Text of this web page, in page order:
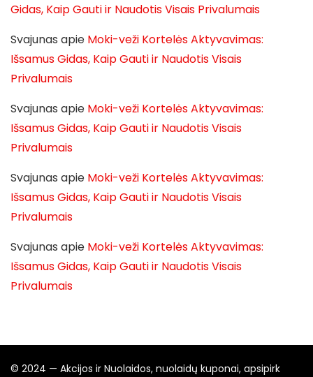
Gidas, Kaip Gauti ir Naudotis Visais Privalumais
Svajunas apie Moki-veži Kortelės Aktyvavimas:
Išsamus Gidas, Kaip Gauti ir Naudotis Visais
Privalumais
Svajunas apie Moki-veži Kortelės Aktyvavimas:
Išsamus Gidas, Kaip Gauti ir Naudotis Visais
Privalumais
Svajunas apie Moki-veži Kortelės Aktyvavimas:
Išsamus Gidas, Kaip Gauti ir Naudotis Visais
Privalumais
Svajunas apie Moki-veži Kortelės Aktyvavimas:
Išsamus Gidas, Kaip Gauti ir Naudotis Visais
Privalumais
© 2024 — Akcijos ir Nuolaidos, nuolaidų kuponai, apsipirk